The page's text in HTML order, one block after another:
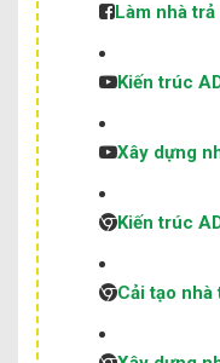
Làm nhà trả
Kiến trúc
Xây dựng
Kiến trúc
Cải tạo nhà